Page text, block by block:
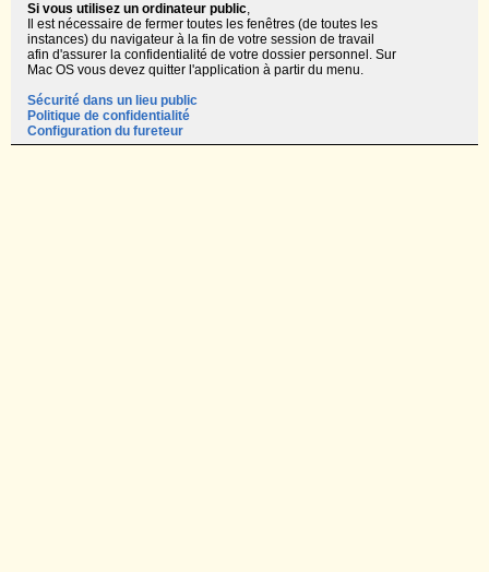
Si vous utilisez un ordinateur public,
Il est nécessaire de fermer toutes les fenêtres (de toutes les
instances) du navigateur à la fin de votre session de travail
afin d'assurer la confidentialité de votre dossier personnel. Sur
Mac OS vous devez quitter l'application à partir du menu.
Sécurité dans un lieu public
Politique de confidentialité
Configuration du fureteur